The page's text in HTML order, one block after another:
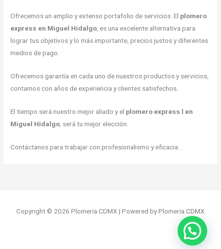
Ofrecemos un amplio y extenso portafolio de servicios. El plomero
express en Miguel Hidalgo, es una excelente alternativa para
lograr tus objetivos y lo más importante, precios justos y diferentes
medios de pago.
Ofrecemos garantía en cada uno de nuestros productos y servicios,
contamos con años de experiencia y clientes satisfechos.
El tiempo será nuestro mejor aliado y el plomero express l en
Miguel Hidalgo , será tu mejor elección.
Contáctanos para trabajar con profesionalismo y eficacia.
Copyright © 2026 Plomeria CDMX | Powered by Plomeria CDMX